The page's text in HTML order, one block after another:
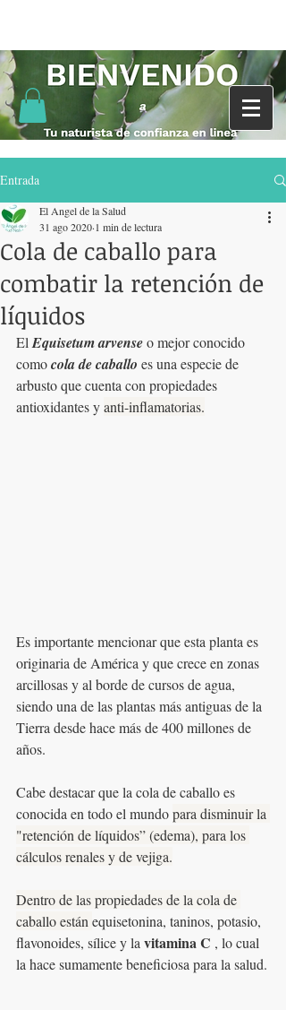
Entrada
Cola de caballo para
combatir la retención de
líquidos
El Angel de la Salud
31 ago 2020 1 min de lectura
El Equisetum arvense o mejor conocido
como cola de caballo es una especie de
arbusto que cuenta con propiedades
antioxidantes y anti-inflamatorias.
Es importante mencionar que esta planta es
originaria de América y que crece en zonas
arcillosas y al borde de cursos de agua,
siendo una de las plantas más antiguas de la
Tierra desde hace más de 400 millones de
años.
Cabe destacar que la cola de caballo es
conocida en todo el mundo para disminuir la
"retención de líquidos” (edema), para los
cálculos renales y de vejiga.
Dentro de las propiedades de la cola de
caballo están equisetonina, taninos, potasio,
flavonoides, sílice y la vitamina C , lo cual
la hace sumamente beneficiosa para la salud.